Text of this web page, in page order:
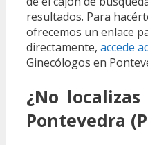
resultados. Para
ofrecemos un enlace
directamente, accede
Ginecólogos en
¿No
Pontevedra